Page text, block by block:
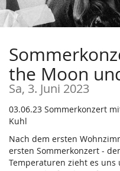
the Moon
Sa, 3. Juni 2023
03.06.23 Sommerkonzert
Kuhl
Nach dem ersten
ersten Sommerkonzert -
Temperaturen zieht es